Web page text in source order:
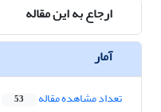
ارجاع به این مقاله
آمار
تعداد مشاهده مقاله 53